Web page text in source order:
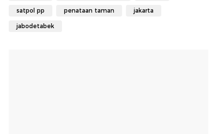
satpol pp penataan taman jakarta
jabodetabek